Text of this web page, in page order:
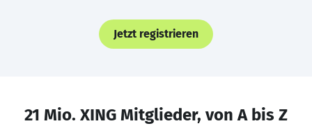
Jetzt registrieren
21 Mio. XING Mitglieder, von A bis Z